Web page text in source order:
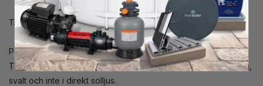
Tänk på säkerheten!
Pool- och spakemikalier ska förvaras oåtkomligt för barn.
Transporteras och lagras stående, i sluten originalförpackning,
svalt och inte i direkt solljus.